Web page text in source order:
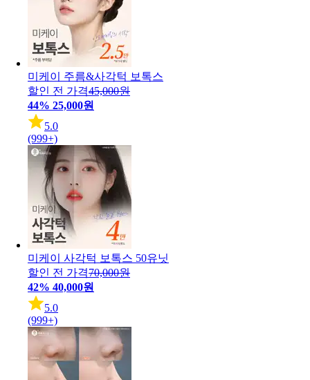
미케이 주름&사각턱 보톡스
할인 전 가격45,000원
44% 25,000원
5.0
(999+)
미케이 사각턱 보톡스 50유닛
할인 전 가격70,000원
42% 40,000원
5.0
(999+)